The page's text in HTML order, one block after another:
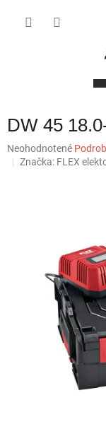
DW 45
Priemerné
hodnotenie
Neohodnotené
Značka: FLEX